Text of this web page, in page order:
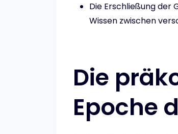
Die Erschließung der
Wissen zwischen
Die
Epoche